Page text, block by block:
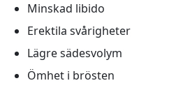
Minskad libido
Erektila svårigheter
Lägre sädesvolym
Ömhet i brösten